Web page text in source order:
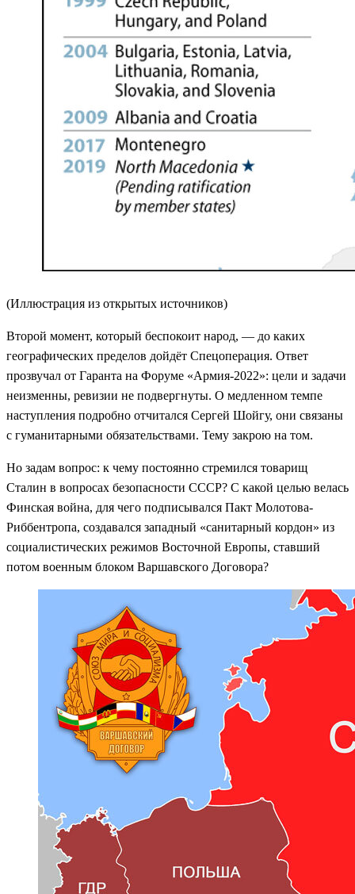
(Иллюстрация из открытых источников)
Второй момент, который беспокоит народ, — до каких
географических пределов дойдёт Спецоперация. Ответ
прозвучал от Гаранта на Форуме «Армия-2022»: цели и задачи
неизменны, ревизии не подвергнуты. О медленном темпе
наступления подробно отчитался Сергей Шойгу, они связаны
с гуманитарными обязательствами. Тему закрою на том.
Но задам вопрос: к чему постоянно стремился товарищ
Сталин в вопросах безопасности СССР? С какой целью велась
Финская война, для чего подписывался Пакт Молотова-
Риббентропа, создавался западный «санитарный кордон» из
социалистических режимов Восточной Европы, ставший
потом военным блоком Варшавского Договора?